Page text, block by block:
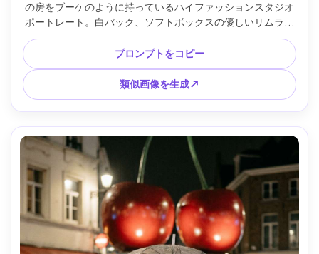
の房をブーケのように持っているハイファッションスタジオ
ポートレート。白バック、ソフトボックスの優しいリムライ
ト、Phase One中判80mmで撮影、タイトな半身フレーミン
グ、果実の超詳細なブルーム質感、ラグジュアリーなビュー
ティーエディトリアル風、フォトリアルな肌と鋭い目 --ar
4:5
プロンプトをコピー
類似画像を生成↗